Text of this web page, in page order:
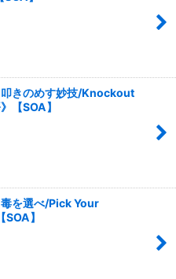
きのめす妙技/Knockout
【SOA】
を選べ/Pick Your
】